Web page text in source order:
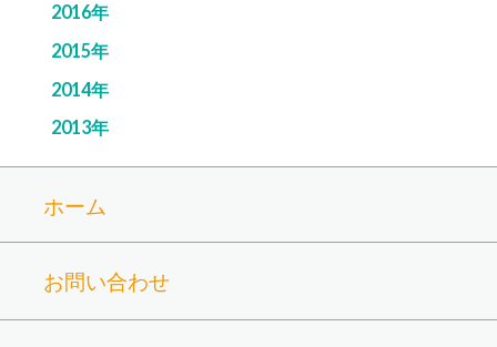
2016年
2015年
2014年
2013年
ホーム
お問い合わせ